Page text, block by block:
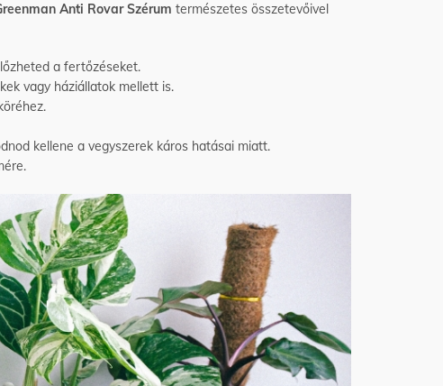
Anti Rovar Szérum természetes összetevőivel
a fertőzéseket.
vagy háziállatok mellett is.
kellene a vegyszerek káros hatásai miatt.